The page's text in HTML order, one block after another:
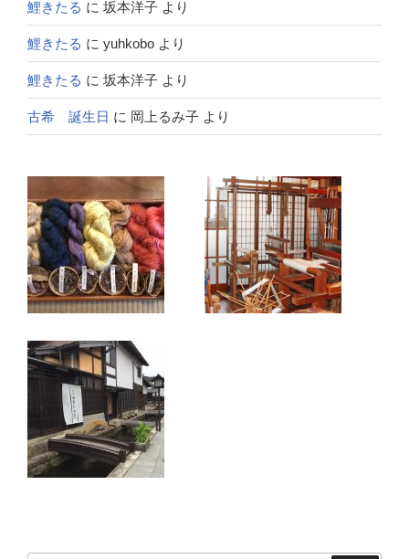
鯉きたる に 坂本洋子 より
鯉きたる に yuhkobo より
鯉きたる に 坂本洋子 より
古希 誕生日 に 岡上るみ子 より